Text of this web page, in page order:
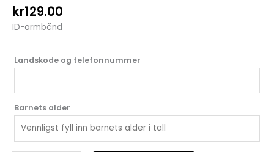
kr129.00
ID-armbånd
Landskode og telefonnummer
Barnets alder